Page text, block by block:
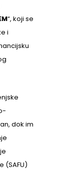
“, koji se
i
dok im
(SAFU)